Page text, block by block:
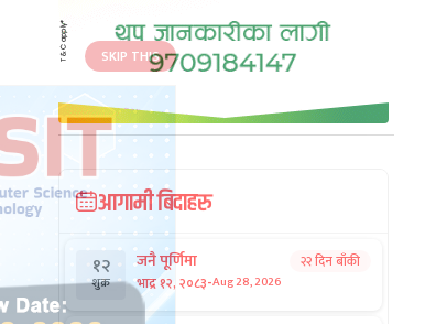
आगामी बिदाहरु
१२
शुक्र
जनै पूर्णिमा
भाद्र १२, २०८३-Aug 28, 2026
२२ दिन बाँकी